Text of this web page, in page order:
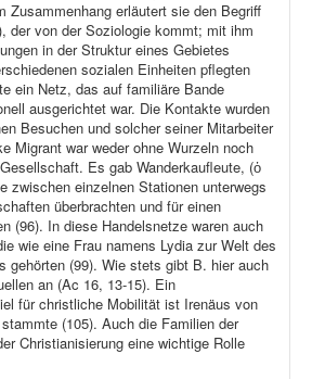
Zusammenhang erläutert sie den Begriff
der von der Soziologie kommt; mit ihm
in der Struktur eines Gebietes
sozialen Einheiten pflegten
ein Netz, das auf familiäre Bande
ausgerichtet war. Die Kontakte wurden
Besuchen und solcher seiner Mitarbeiter
Migrant war weder ohne Wurzeln noch
Es gab Wanderkaufleute, (ὁ
zwischen einzelnen Stationen unterwegs
überbrachten und für einen
(96). In diese Handelsnetze waren auch
wie eine Frau namens Lydia zur Welt des
gehörten (99). Wie stets gibt B. hier auch
an (Ac 16, 13-15). Ein
für christliche Mobilität ist Irenäus von
(105). Auch die Familien der
Christianisierung eine wichtige Rolle